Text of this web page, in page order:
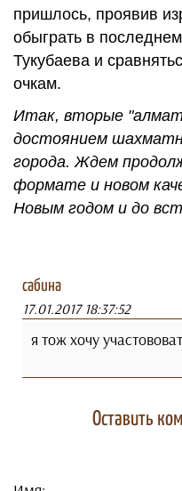
пришлось, проявив
обыграть в
Тукубаева и
очкам.
Итак, вторые
достоянием
города. Ждем
формате и новом
Новым годом и до
сабина
17.01.2017 18:37:52
я тож хочу
Оставить